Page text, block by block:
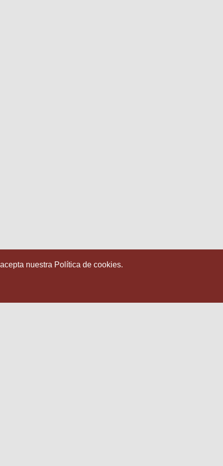
nuestra Política de cookies.